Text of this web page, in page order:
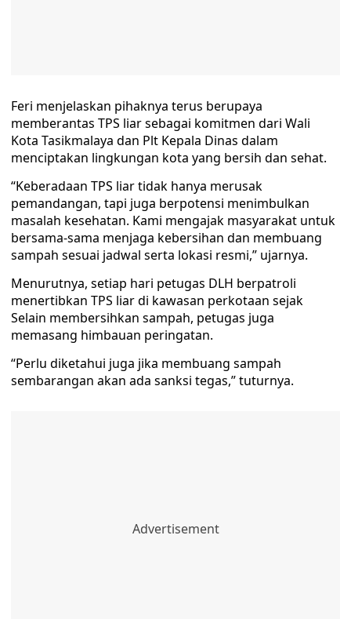
Feri menjelaskan pihaknya terus berupaya
memberantas TPS liar sebagai komitmen dari Wali
Kota Tasikmalaya dan Plt Kepala Dinas dalam
menciptakan lingkungan kota yang bersih dan sehat.
“Keberadaan TPS liar tidak hanya merusak
pemandangan, tapi juga berpotensi menimbulkan
masalah kesehatan. Kami mengajak masyarakat untuk
bersama-sama menjaga kebersihan dan membuang
sampah sesuai jadwal serta lokasi resmi,” ujarnya.
Menurutnya, setiap hari petugas DLH berpatroli
menertibkan TPS liar di kawasan perkotaan sejak
Selain membersihkan sampah, petugas juga
memasang himbauan peringatan.
“Perlu diketahui juga jika membuang sampah
sembarangan akan ada sanksi tegas,” tuturnya.